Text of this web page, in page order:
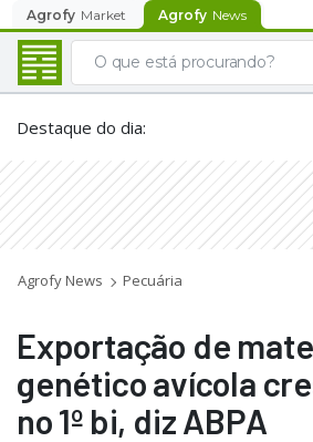
Agrofy Market Agrofy News
Destaque do dia:
Agrofy News Pecuária
Exportação de
genético avícola
no 1º bi, diz ABPA